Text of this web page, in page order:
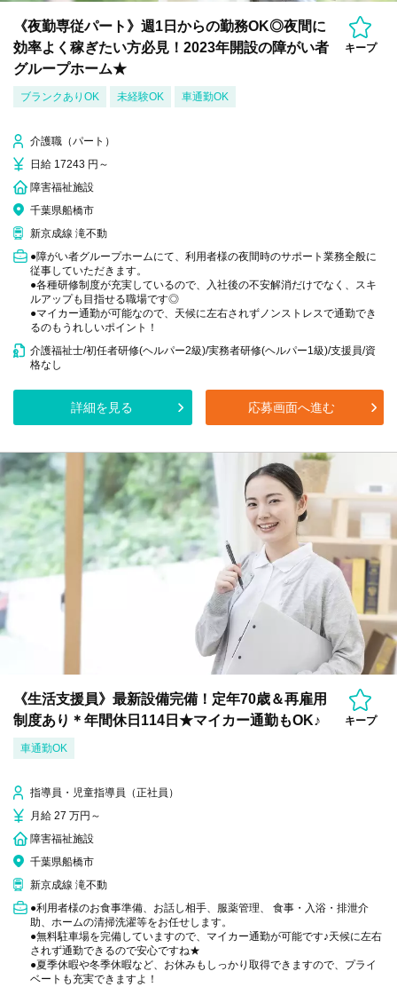
《夜勤専従パート》週1日からの勤務OK◎夜間に
効率よく稼ぎたい方必見！2023年開設の障がい者
グループホーム★
キープ
ブランクありOK 未経験OK 車通勤OK
介護職（パート）
日給 17243 円～
障害福祉施設
千葉県船橋市
新京成線 滝不動
●障がい者グループホームにて、利用者様の夜間時のサポート業務全般に
従事していただきます。
●各種研修制度が充実しているので、入社後の不安解消だけでなく、スキ
ルアップも目指せる職場です◎
●マイカー通勤が可能なので、天候に左右されずノンストレスで通勤でき
るのもうれしいポイント！
介護福祉士/初任者研修(ヘルパー2級)/実務者研修(ヘルパー1級)/支援員/資
格なし
詳細を見る 応募画面へ進む
《生活支援員》最新設備完備！定年70歳＆再雇用
制度あり＊年間休日114日★マイカー通勤もOK♪
キープ
車通勤OK
指導員・児童指導員（正社員）
月給 27 万円～
障害福祉施設
千葉県船橋市
新京成線 滝不動
●利用者様のお食事準備、お話し相手、服薬管理、 食事・入浴・排泄介
助、ホームの清掃洗濯等をお任せします。
●無料駐車場を完備していますので、マイカー通勤が可能です♪天候に左右
されず通勤できるので安心ですね★
●夏季休暇や冬季休暇など、お休みもしっかり取得できますので、プライ
ベートも充実できますよ！